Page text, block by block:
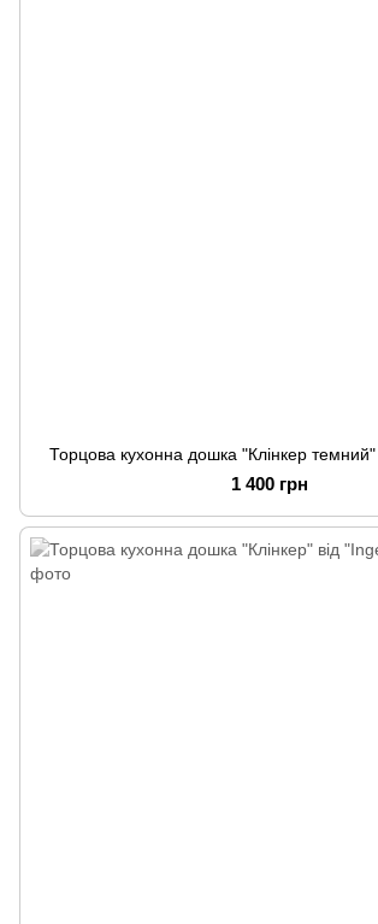
Торцова кухонна дошка "Клінкер
1 400 грн